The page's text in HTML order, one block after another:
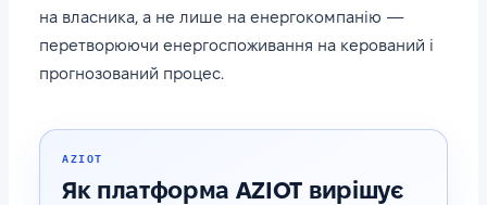
на власника, а не лише на енергокомпанію —
перетворюючи енергоспоживання на керований і
прогнозований процес.
AZIOT
Як платформа AZIOT вирішує